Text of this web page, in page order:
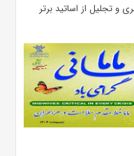
تجلیل از اساتید برتر